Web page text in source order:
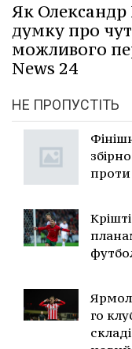
Як Олександр
думку про
можливого
News 24
НЕ ПРОПУСТІТЬ
проти
го